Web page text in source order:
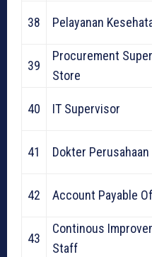
38 Pelayanan
39
Procurement
Store
40 IT Supervisor
41 Dokter Perusahaan
42 Account Payable
43
Continous
Staff